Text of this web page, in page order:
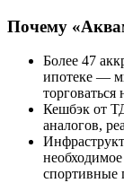
Почему
Более 47
ипотеке —
торговаться
Кешбэк от
аналогов,
спортивные